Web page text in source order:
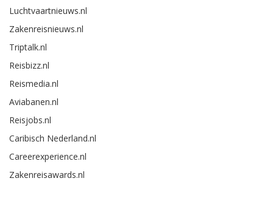
Luchtvaartnieuws.nl
Zakenreisnieuws.nl
Triptalk.nl
Reisbizz.nl
Reismedia.nl
Aviabanen.nl
Reisjobs.nl
Caribisch Nederland.nl
Careerexperience.nl
Zakenreisawards.nl